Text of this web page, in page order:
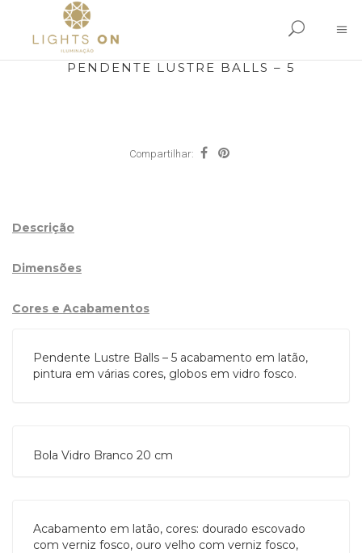
PENDENTE LUSTRE BALLS – 5
Compartilhar:
Descrição
Dimensões
Cores e Acabamentos
Pendente Lustre Balls – 5 acabamento em latão,
pintura em várias cores, globos em vidro fosco.
Bola Vidro Branco 20 cm
Acabamento em latão, cores: dourado escovado
com verniz fosco, ouro velho com verniz fosco,